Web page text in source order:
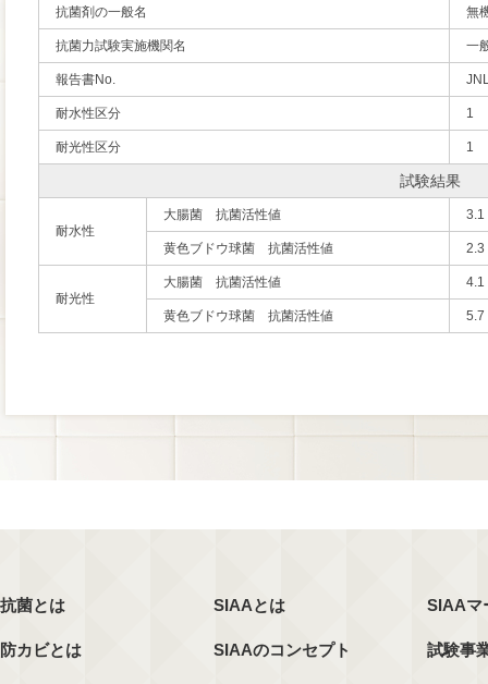
抗菌剤の一般名 無
抗菌力試験実施機関名 一
報告書No.
耐水性区分 1
耐光性区分 1
試験結果
耐水性
大腸菌 抗菌活性値 3.1
黄色ブドウ球菌 抗菌活性値 2.3
耐光性
大腸菌 抗菌活性値 4.1
黄色ブドウ球菌 抗菌活性値 5.7
抗菌とは
防カビとは
SIAAとは
SIAAのコンセプト
SIAAマ
試験事